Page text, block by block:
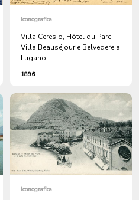
Iconografica
Villa Ceresio, Hôtel du Parc,
Villa Beauséjour e Belvedere a
Lugano
1896
Iconografica